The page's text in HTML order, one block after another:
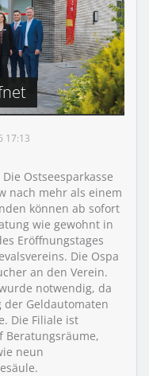
17:13
Ostseesparkasse
nach mehr als einem
können ab sofort
wie gewohnt in
Eröffnungstages
Die Ospa
an den Verein.
notwendig, da
der Geldautomaten
Die Filiale ist
neun